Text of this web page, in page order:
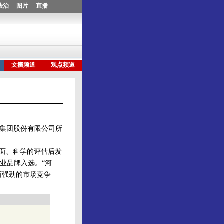
团股份有限公司所
、科学的评估后发
品牌入选。“河
强劲的市场竞争